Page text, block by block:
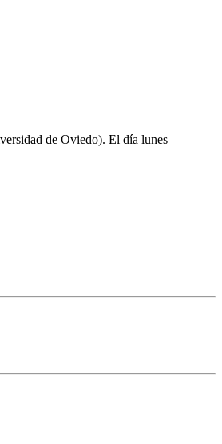
de Oviedo). El día lunes